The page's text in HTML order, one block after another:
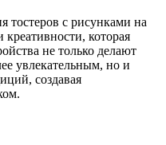
тостеров с рисунками на
которая
не только делают
увлекательным, но и
создавая